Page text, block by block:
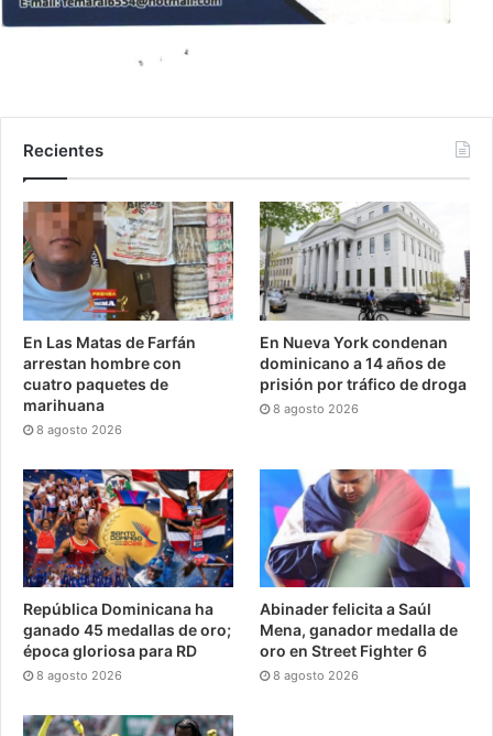
Recientes
En Las Matas de Farfán
arrestan hombre con
cuatro paquetes de
marihuana
8 agosto 2026
En Nueva York condenan
dominicano a 14 años de
prisión por tráfico de droga
8 agosto 2026
República Dominicana ha
ganado 45 medallas de oro;
época gloriosa para RD
8 agosto 2026
Abinader felicita a Saúl
Mena, ganador medalla de
oro en Street Fighter 6
8 agosto 2026